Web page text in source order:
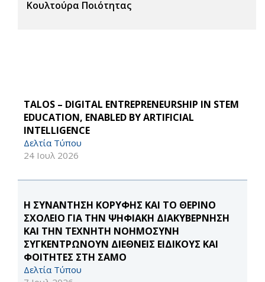
Κουλτούρα Ποιότητας
TALOS – DIGITAL ENTREPRENEURSHIP IN STEM
EDUCATION, ENABLED BY ARTIFICIAL
INTELLIGENCE
Δελτία Τύπου
24 Ιουλ 2026
Η ΣΥΝΑΝΤΗΣΗ ΚΟΡΥΦΗΣ ΚΑΙ ΤΟ ΘΕΡΙΝΟ
ΣΧΟΛΕΙΟ ΓΙΑ ΤΗΝ ΨΗΦΙΑΚΗ ΔΙΑΚΥΒΕΡΝΗΣΗ
ΚΑΙ ΤΗΝ ΤΕΧΝΗΤΗ ΝΟΗΜΟΣΥΝΗ
ΣΥΓΚΕΝΤΡΩΝΟΥΝ ΔΙΕΘΝΕΙΣ ΕΙΔΙΚΟΥΣ ΚΑΙ
ΦΟΙΤΗΤΕΣ ΣΤΗ ΣΑΜΟ
Δελτία Τύπου